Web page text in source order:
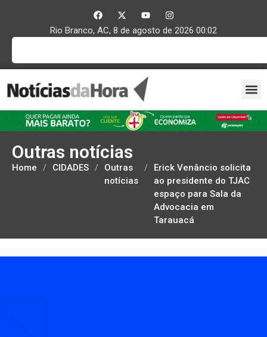
Rio Branco, AC, 8 de agosto de 2026 00:02
Outras notícias
Home / CIDADES /
Outras
notícias
/
Erick Venâncio solicita
ao presidente do TJAC
espaço para Sala da
Advocacia em
Tarauacá